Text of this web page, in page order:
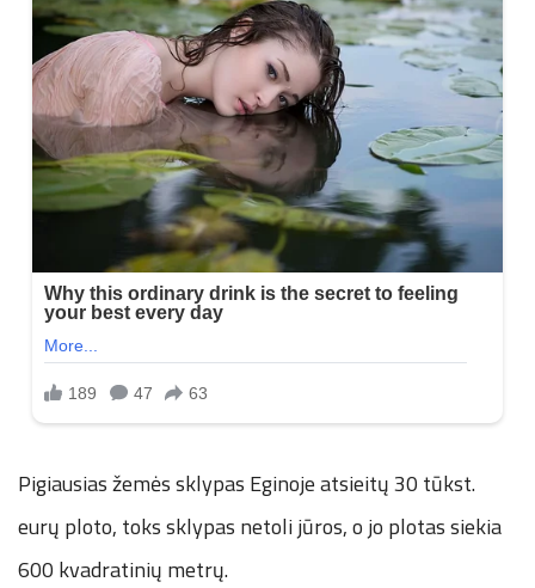
Pigiausias žemės sklypas Eginoje atsieitų 30 tūkst.
eurų ploto, toks sklypas netoli jūros, o jo plotas siekia
600 kvadratinių metrų.